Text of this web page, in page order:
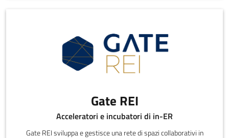
Gate REI
Acceleratori e incubatori di in-ER
Gate REI sviluppa e gestisce una rete di spazi collaborativi in